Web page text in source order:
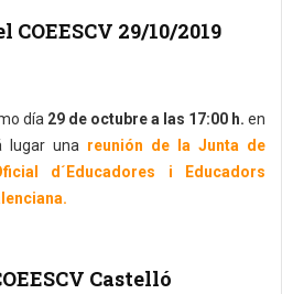
29/10/2019
día 29 de octubre a las 17:00 h. en
lugar una reunión de la Junta de
d´Educadores i Educadors
Castelló